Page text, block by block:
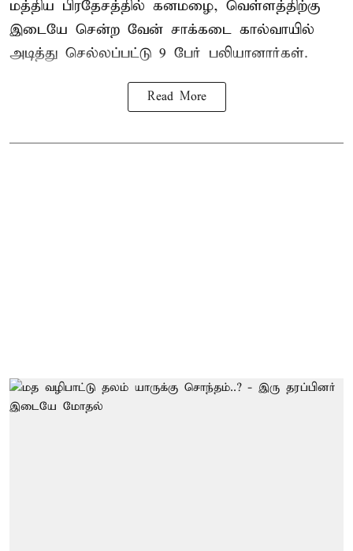
மத்திய பிரதேசத்தில் கனமழை, வெள்ளத்திற்கு
இடையே சென்ற வேன் சாக்கடை கால்வாயில்
அடித்து செல்லப்பட்டு 9 பேர் பலியானார்கள்.
Read More